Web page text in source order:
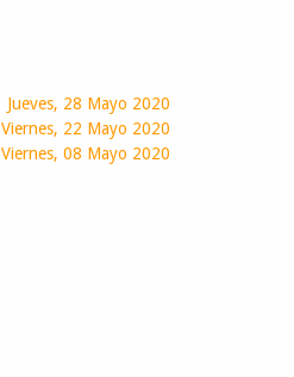
Jueves, 28 Mayo 2020
Viernes, 22 Mayo 2020
Viernes, 08 Mayo 2020